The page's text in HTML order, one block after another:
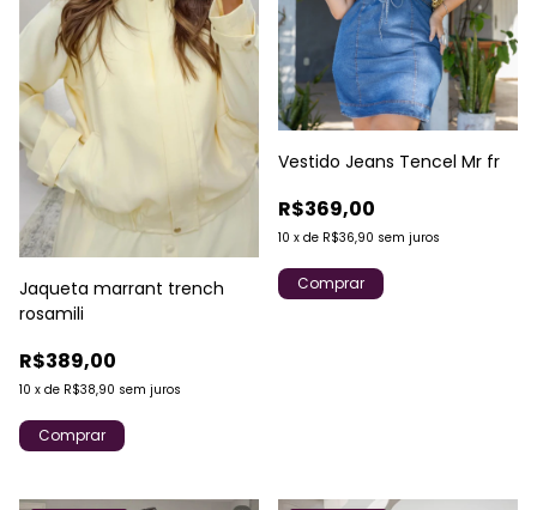
Jaqueta marrant trench
rosamili
R$389,00
10 x de R$38,90 sem juros
Comprar
Vestido Jeans Tencel Mr fr
R$369,00
10 x de R$36,90 sem juros
Comprar